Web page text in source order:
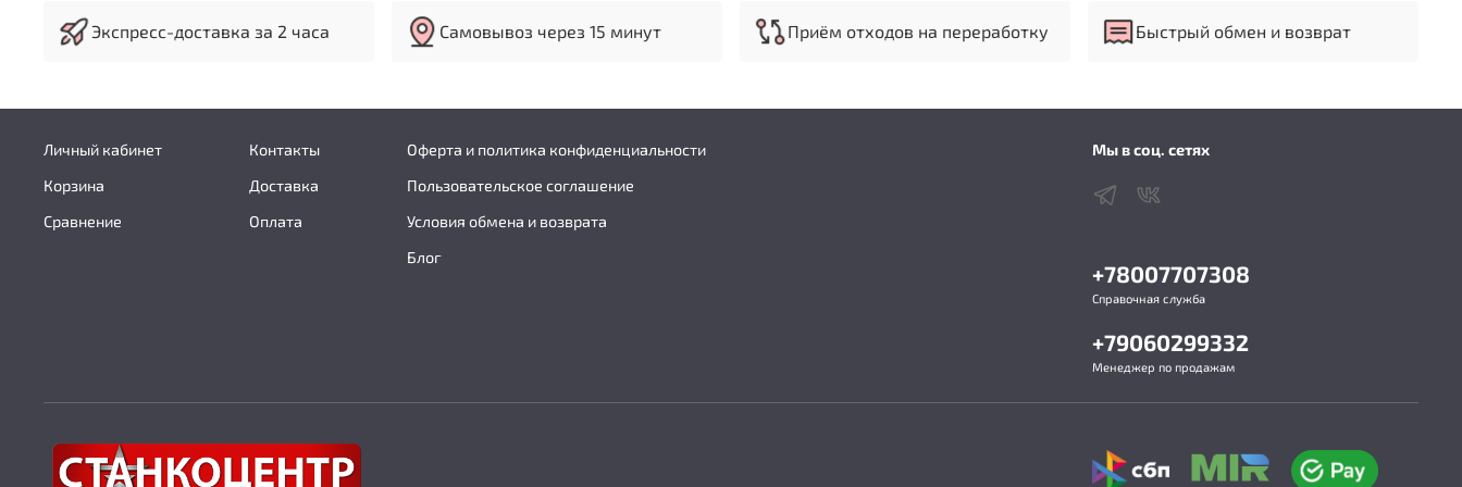
уникальный, не имеющий аналогов продукт.
Технология электростатического осаждения ионизированных
Пульт дистанционного управления с таймером
Четыре установки таймера выключения
Экспресс-доставка за 2 часа Самовывоз через 15 минут Приём отходов на переработку Быстрый обмен и возврат
Личный кабинет
Корзина
Сравнение
Контакты
Доставка
Оплата
Оферта и политика конфиденциальности
Пользовательское соглашение
Условия обмена и возврата
Блог
Мы в соц. сетях
+78007707308
Справочная служба
+79060299332
Менеджер по продажам